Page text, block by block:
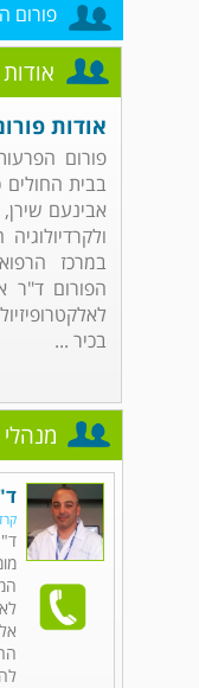
פורום
אודות
פורום
בבית
אבינעם
במרכז
הפורום ד"ר
בכיר ...